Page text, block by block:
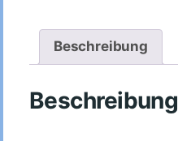
Beschreibung
Beschreibung